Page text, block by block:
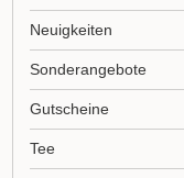
Neuigkeiten
Sonderangebote
Gutscheine
Tee